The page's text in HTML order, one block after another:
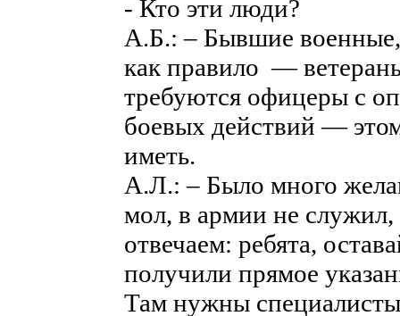
- Кто эти люди?
А.Б.: – Бывшие военные,
как правило —
требуются офицеры с
боевых действий —
иметь.
А.Л.: – Было много
мол, в армии не
отвечаем: ребята,
получили прямое
Там нужны